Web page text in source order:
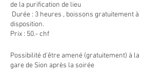
de la purification de lieu
Durée : 3 heures , boissons gratuitement à
disposition.
Prix : 50.- chf
Possibilité d'être amené (gratuitement) à la
gare de Sion après la soirée